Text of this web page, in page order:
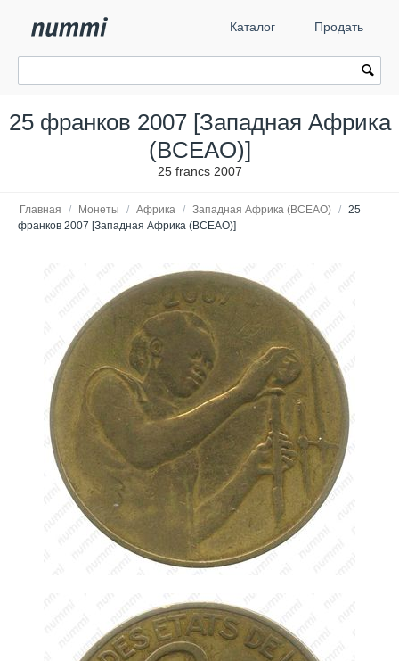
Каталог Продать
25 франков 2007 [Западная Африка
(BCEAO)]
25 francs 2007
Главная / Монеты / Африка / Западная Африка (BCEAO) / 25
франков 2007 [Западная Африка (BCEAO)]